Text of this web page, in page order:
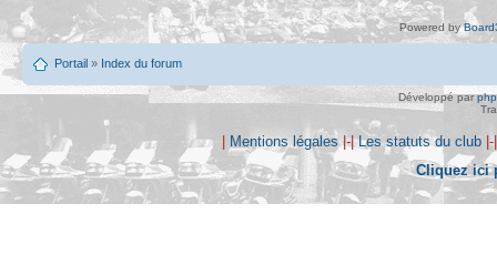
Powered by
Portail » Index du forum
Développé par
| Mentions légales|-|Les statuts du club
Cliquez ici